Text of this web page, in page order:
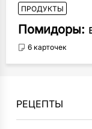
ПРОДУКТЫ
Помидоры:
6 карточек
РЕЦЕПТЫ